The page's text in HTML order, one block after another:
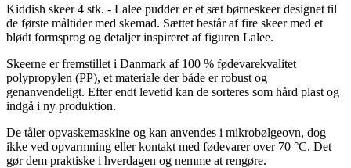
Kiddish skeer 4 stk. - Lalee pudder er et sæt børneskeer designet til
de første måltider med skemad. Sættet består af fire skeer med et
blødt formsprog og detaljer inspireret af figuren Lalee.
Skeerne er fremstillet i Danmark af 100 % fødevarekvalitet
polypropylen (PP), et materiale der både er robust og
genanvendeligt. Efter endt levetid kan de sorteres som hård plast og
indgå i ny produktion.
De tåler opvaskemaskine og kan anvendes i mikrobølgeovn, dog
ikke ved opvarmning eller kontakt med fødevarer over 70 °C. Det
gør dem praktiske i hverdagen og nemme at rengøre.